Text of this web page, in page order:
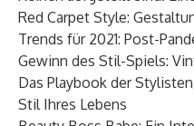
Red Carpet Style:
Trends für 2021: Post-
Gewinn des Stil-Spiels:
Das Playbook der
Stil Ihres Lebens